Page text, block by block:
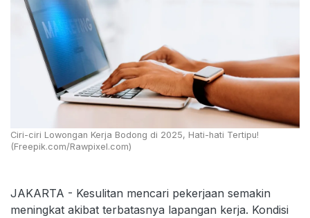
Ciri-ciri Lowongan Kerja Bodong di 2025, Hati-hati Tertipu!
(Freepik.com/Rawpixel.com)
JAKARTA - Kesulitan mencari pekerjaan semakin
meningkat akibat terbatasnya lapangan kerja. Kondisi